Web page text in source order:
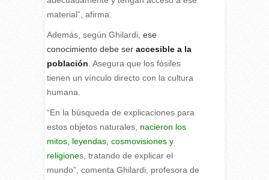
material”, afirma.
Además, según Ghilardi, ese
conocimiento debe ser accesible a la
población . Asegura que los fósiles
tienen un vínculo directo con la cultura
humana.
“En la búsqueda de explicaciones para
estos objetos naturales, nacieron los
mitos, leyendas, cosmovisiones y
religiones, tratando de explicar el
mundo”, comenta Ghilardi, profesora de